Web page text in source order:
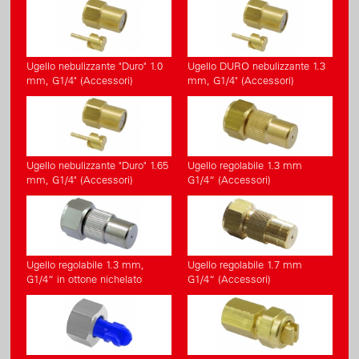
Valvola di semplice manutenzione
Grande apertura di riempimento con filtro
Di lunga vita e facile da utilizzare
Ugello nebulizzante "Duro" 1.0
mm, G1/4" (Accessori)
Ugello DURO nebulizzante 1.3
mm, G1/4" (Accessori)
Ugello nebulizzante "Duro" 1.65
mm, G1/4" (Accessori)
Ugello regolabile 1.3 mm
G1/4“ (Accessori)
Ugello regolabile 1.3 mm,
G1/4“ in ottone nichelato
Ugello regolabile 1.7 mm
G1/4“ (Accessori)